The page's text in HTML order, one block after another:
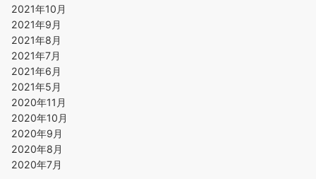
2021年10月
2021年9月
2021年8月
2021年7月
2021年6月
2021年5月
2020年11月
2020年10月
2020年9月
2020年8月
2020年7月